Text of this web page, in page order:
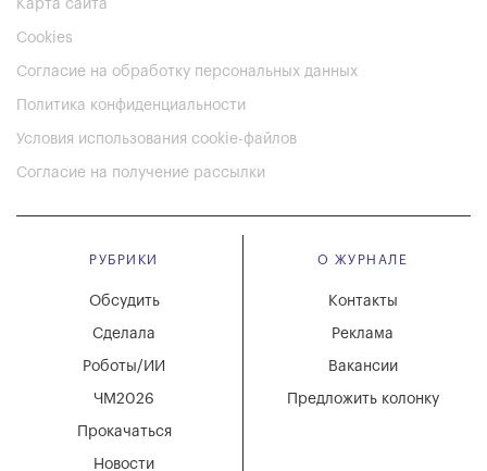
Карта сайта
Cookies
Согласие на обработку персональных данных
Политика конфиденциальности
Условия использования cookie-файлов
Согласие на получение рассылки
РУБРИКИ
Новости
Обсудить
Сделала
Роботы/ИИ
ЧМ2026
Прокачаться
О ЖУРНАЛЕ
Вакансии
Реклама
Контакты
Предложить колонку